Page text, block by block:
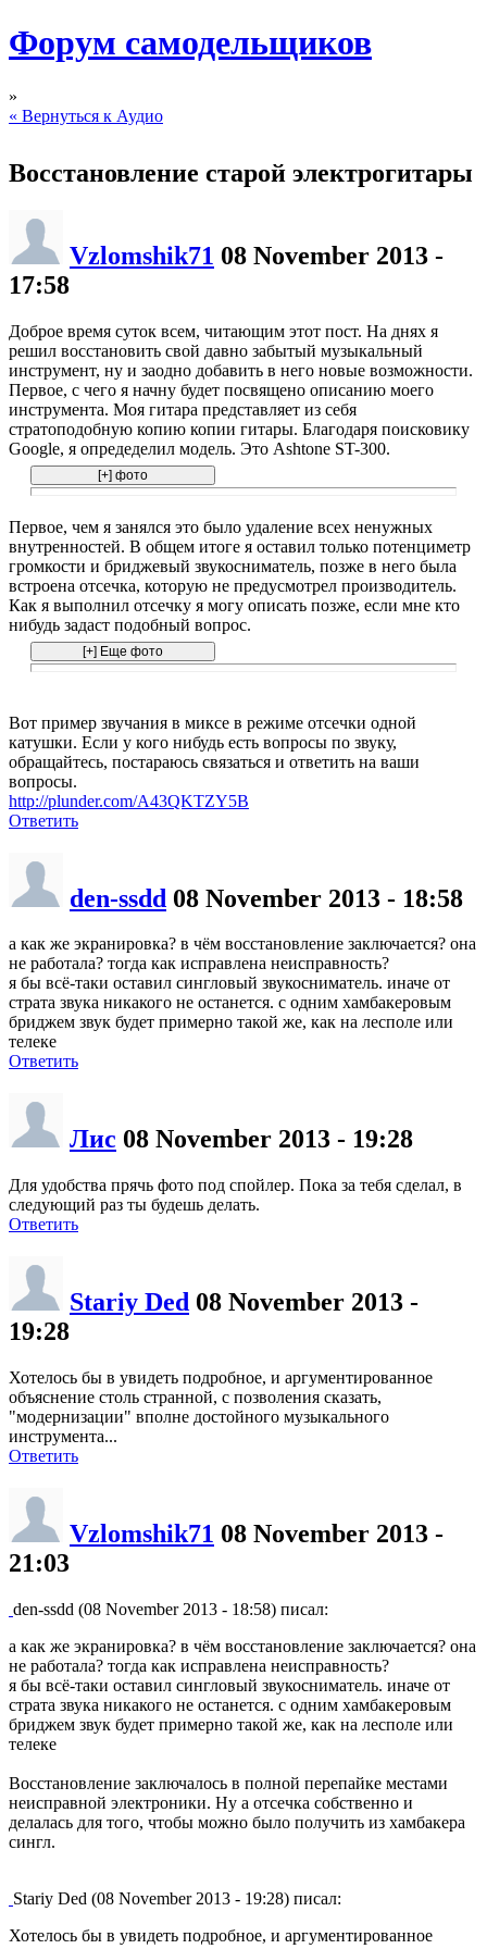
Форум самодельщиков
»
« Вернуться к Аудио
Восстановление старой электрогитары
Vzlomshik71 08 November 2013 -
17:58
Доброе время суток всем, читающим этот пост. На днях я
решил восстановить свой давно забытый музыкальный
инструмент, ну и заодно добавить в него новые возможности.
Первое, с чего я начну будет посвящено описанию моего
инструмента. Моя гитара представляет из себя
стратоподобную копию копии гитары. Благодаря поисковику
Google, я опредеделил модель. Это Ashtone ST-300.
Первое, чем я занялся это было удаление всех ненужных
внутренностей. В общем итоге я оставил только потенциметр
громкости и бриджевый звукосниматель, позже в него была
встроена отсечка, которую не предусмотрел производитель.
Как я выполнил отсечку я могу описать позже, если мне кто
нибудь задаст подобный вопрос.
Вот пример звучания в миксе в режиме отсечки одной
катушки. Если у кого нибудь есть вопросы по звуку,
обращайтесь, постараюсь связаться и ответить на ваши
вопросы.
http://plunder.com/A43QKTZY5B
Ответить
den-ssdd 08 November 2013 - 18:58
а как же экранировка? в чём восстановление заключается? она
не работала? тогда как исправлена неисправность?
я бы всё-таки оставил сингловый звукосниматель. иначе от
страта звука никакого не останется. с одним хамбакеровым
бриджем звук будет примерно такой же, как на лесполе или
телеке
Ответить
Лис 08 November 2013 - 19:28
Для удобства прячь фото под спойлер. Пока за тебя сделал, в
следующий раз ты будешь делать.
Ответить
Stariy Ded 08 November 2013 -
19:28
Хотелось бы в увидеть подробное, и аргументированное
объяснение столь странной, с позволения сказать,
"модернизации" вполне достойного музыкального
инструмента...
Ответить
Vzlomshik71 08 November 2013 -
21:03
den-ssdd (08 November 2013 - 18:58) писал:
а как же экранировка? в чём восстановление заключается? она
не работала? тогда как исправлена неисправность?
я бы всё-таки оставил сингловый звукосниматель. иначе от
страта звука никакого не останется. с одним хамбакеровым
бриджем звук будет примерно такой же, как на лесполе или
телеке
Восстановление заключалось в полной перепайке местами
неисправной электроники. Ну а отсечка собственно и
делалась для того, чтобы можно было получить из хамбакера
сингл.
Stariy Ded (08 November 2013 - 19:28) писал:
Хотелось бы в увидеть подробное, и аргументированное